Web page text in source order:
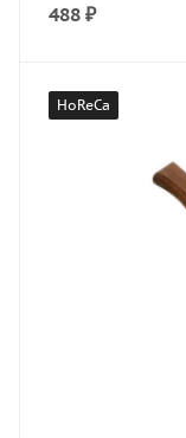
488 ₽
HoReCa